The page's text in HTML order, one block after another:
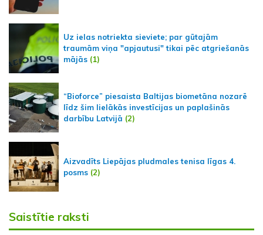
Uz ielas notriekta sieviete; par gūtajām
traumām viņa "apjautusi" tikai pēc atgriešanās
mājās (1)
“Bioforce” piesaista Baltijas biometāna nozarē
līdz šim lielākās investīcijas un paplašinās
darbību Latvijā (2)
Aizvadīts Liepājas pludmales tenisa līgas 4.
posms (2)
Saistītie raksti